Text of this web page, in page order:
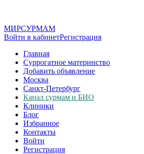
МИРСУРМАМ
Войти в кабинетРегистрация
Главная
Суррогатное материнство
Добавить объявление
Москва
Санкт-Петербург
Канал сурмам и БИО
Клиники
Блог
Избранное
Контакты
Войти
Регистрация